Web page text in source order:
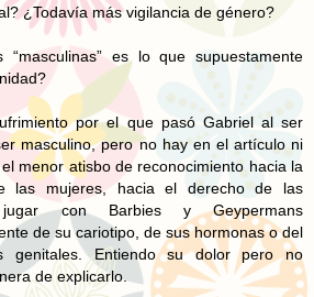
¿Todavía más vigilancia de género?
“masculinas” es lo que supuestamente
por el que pasó Gabriel al ser
masculino, pero no hay en el artículo ni
menor atisbo de reconocimiento hacia la
las mujeres, hacia el derecho de las
con Barbies y Geypermans
de su cariotipo, de sus hormonas o del
genitales. Entiendo su dolor pero no
de explicarlo.